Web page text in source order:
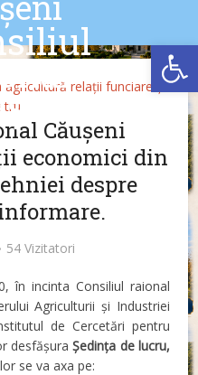
agricultură relații funciare și
Căușeni
economici din
despre
54 Vizitatori
în incinta Consiliul raional
Agriculturii și Industriei
de Cercetări pentru
desfășuraȘedința de lucru,
se va axa pe: